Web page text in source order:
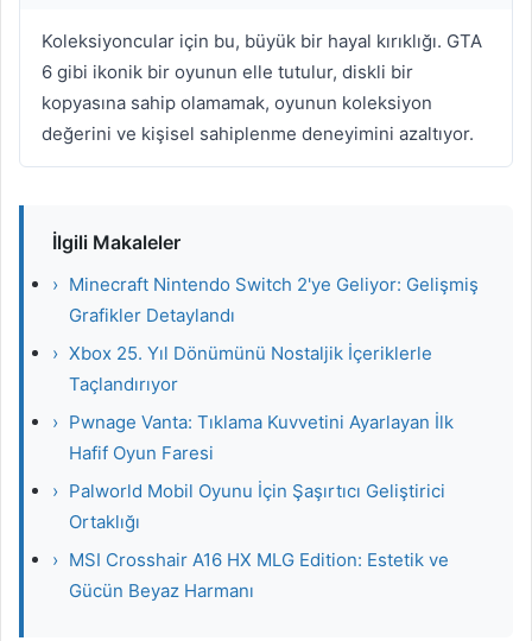
Koleksiyoncular için bu, büyük bir hayal kırıklığı. GTA
6 gibi ikonik bir oyunun elle tutulur, diskli bir
kopyasına sahip olamamak, oyunun koleksiyon
değerini ve kişisel sahiplenme deneyimini azaltıyor.
İlgili Makaleler
› Minecraft Nintendo Switch 2'ye Geliyor: Gelişmiş
Grafikler Detaylandı
› Xbox 25. Yıl Dönümünü Nostaljik İçeriklerle
Taçlandırıyor
› Pwnage Vanta: Tıklama Kuvvetini Ayarlayan İlk
Hafif Oyun Faresi
› Palworld Mobil Oyunu İçin Şaşırtıcı Geliştirici
Ortaklığı
› MSI Crosshair A16 HX MLG Edition: Estetik ve
Gücün Beyaz Harmanı